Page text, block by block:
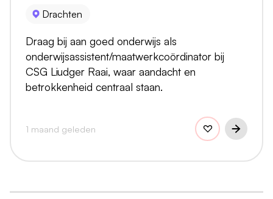
Drachten
Draag bij aan goed onderwijs als
onderwijsassistent/maatwerkcoördinator bij
CSG Liudger Raai, waar aandacht en
betrokkenheid centraal staan.
1 maand geleden